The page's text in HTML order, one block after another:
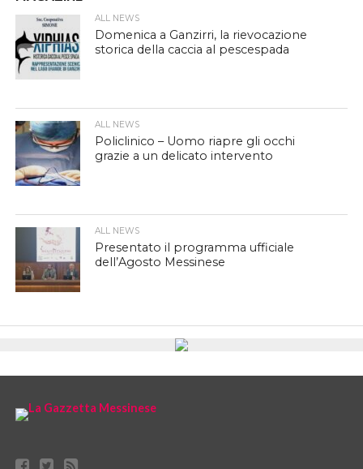
ALL NEWS
Domenica a Ganzirri, la rievocazione
storica della caccia al pescespada
ALL NEWS
Policlinico – Uomo riapre gli occhi
grazie a un delicato intervento
ALL NEWS
Presentato il programma ufficiale
dell’Agosto Messinese